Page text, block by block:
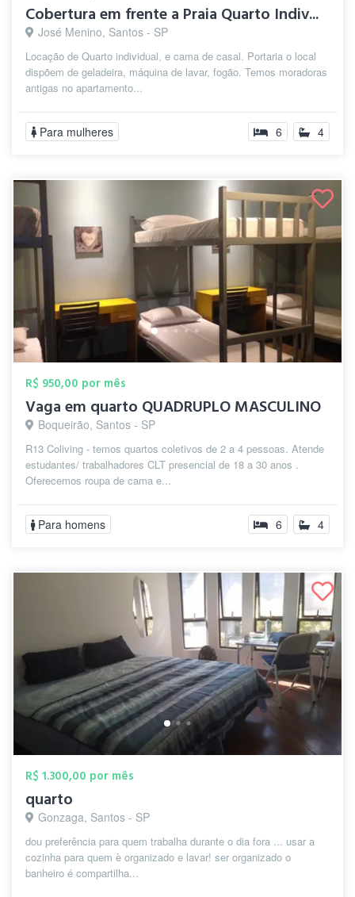
Cobertura em frente a Praia Quarto Indiv...
José Menino, Santos - SP
Locação de Quarto individual, e cama de casal. Portaria o local
dispõem de geladeira, máquina de lavar, fogão. Temos moradoras
antigas no apartamento...
Para mulheres 6 4
R$ 950,00 por mês
Vaga em quarto QUADRUPLO MASCULINO
Boqueirão, Santos - SP
R13 Coliving - temos quartos coletivos de 2 a 4 pessoas. Atende
estudantes/ trabalhadores CLT presencial de 18 a 30 anos .
Oferecemos roupa de cama e...
Para homens 6 4
R$ 1.300,00 por mês
quarto
Gonzaga, Santos - SP
dou preferência para quem trabalha durante o dia fora ... usar a
cozinha para quem è organizado e lavar! ser organizado o
banheiro é compartilha...